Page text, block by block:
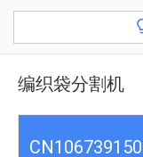
编织袋分割机